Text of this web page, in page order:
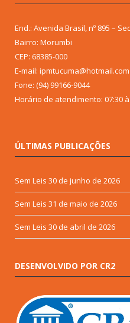
End.: Avenida Brasil, nº 895 –
Bairro: Morumbi
CEP: 68385-000
E-mail:
Fone: (94) 99166-9044
Horário de atendimento: 07:30
ÚLTIMAS PUBLICAÇÕES
Sem Leis 30 de junho de 2026
Sem Leis 31 de maio de 2026
Sem Leis 30 de abril de 2026
DESENVOLVIDO POR CR2